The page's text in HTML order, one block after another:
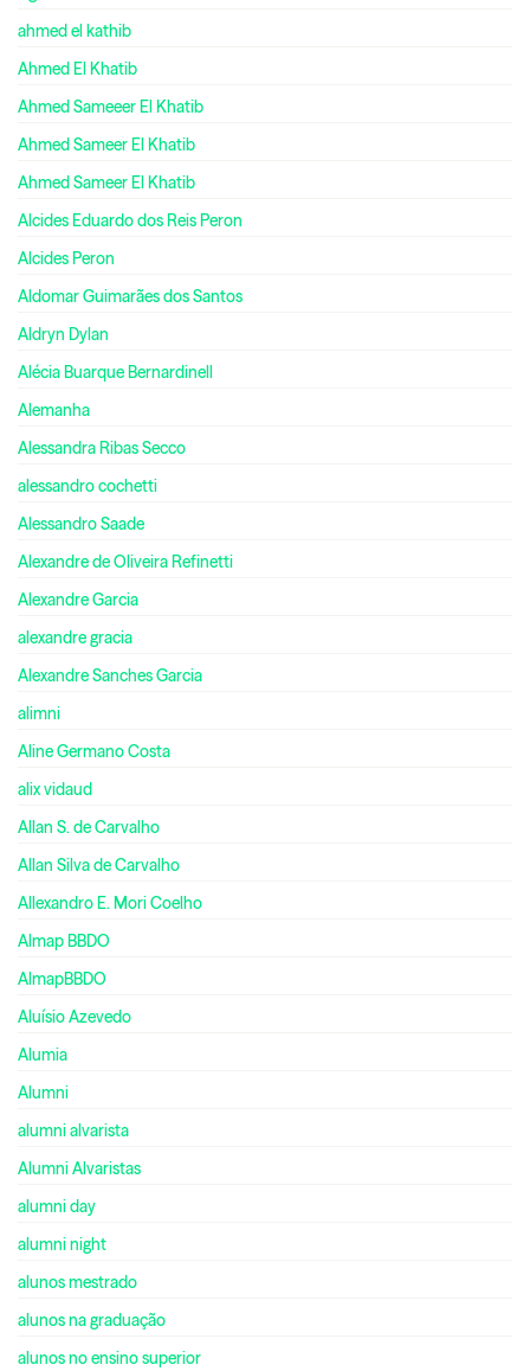
ahmed el kathib
Ahmed El Khatib
Ahmed Sameeer El Khatib
Ahmed Sameer El Khatib
Ahmed Sameer El Khatib
Alcides Eduardo dos Reis Peron
Alcides Peron
Aldomar Guimarães dos Santos
Aldryn Dylan
Alécia Buarque Bernardinell
Alemanha
Alessandra Ribas Secco
alessandro cochetti
Alessandro Saade
Alexandre de Oliveira Refinetti
Alexandre Garcia
alexandre gracia
Alexandre Sanches Garcia
alimni
Aline Germano Costa
alix vidaud
Allan S. de Carvalho
Allan Silva de Carvalho
Allexandro E. Mori Coelho
Almap BBDO
AlmapBBDO
Aluísio Azevedo
Alumia
Alumni
alumni alvarista
Alumni Alvaristas
alumni day
alumni night
alunos mestrado
alunos na graduação
alunos no ensino superior